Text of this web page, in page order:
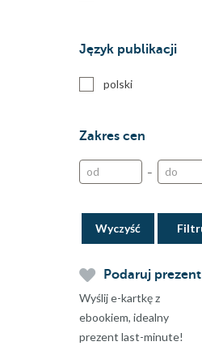
Język publikacji
polski
Zakres cen
–
Wyczyść
Podaruj prezent
Wyślij e-kartkę z
ebookiem, idealny
prezent last-minute!